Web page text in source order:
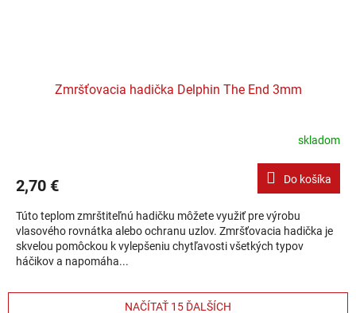
Zmršťovacia hadička Delphin The End 3mm
skladom
2,70 € Do košíka
Túto teplom zmrštiteľnú hadičku môžete využiť pre výrobu
vlasového rovnátka alebo ochranu uzlov. Zmršťovacia hadička je
skvelou pomôckou k vylepšeniu chytľavosti všetkých typov
háčikov a napomáha...
NAČÍTAŤ 15 ĎALŠÍCH